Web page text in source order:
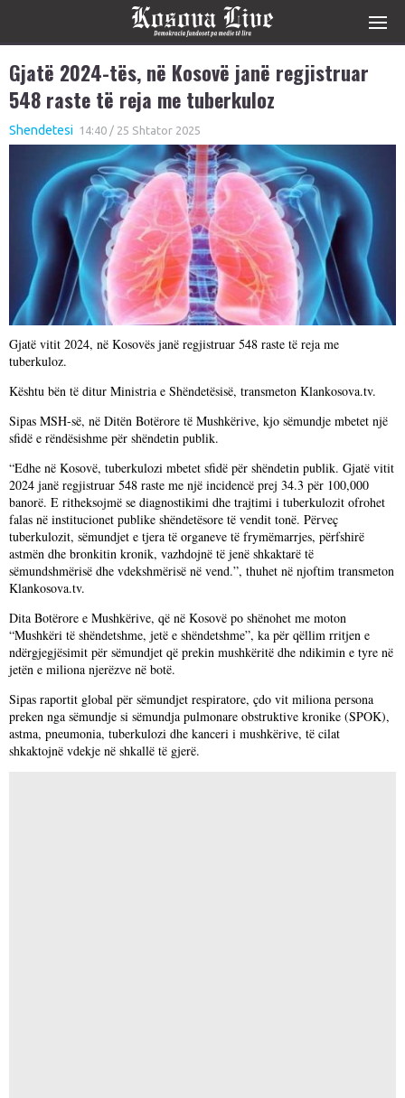
Gjatë 2024-tës, në Kosovë janë regjistruar
548 raste të reja me tuberkuloz
Shendetesi 14:40 / 25 Shtator 2025
Gjatë vitit 2024, në Kosovës janë regjistruar 548 raste të reja me
tuberkuloz.
Kështu bën të ditur Ministria e Shëndetësisë, transmeton Klankosova.tv.
Sipas MSH-së, në Ditën Botërore të Mushkërive, kjo sëmundje mbetet një
sfidë e rëndësishme për shëndetin publik.
“Edhe në Kosovë, tuberkulozi mbetet sfidë për shëndetin publik. Gjatë vitit
2024 janë regjistruar 548 raste me një incidencë prej 34.3 për 100,000
banorë. E ritheksojmë se diagnostikimi dhe trajtimi i tuberkulozit ofrohet
falas në institucionet publike shëndetësore të vendit tonë. Përveç
tuberkulozit, sëmundjet e tjera të organeve të frymëmarrjes, përfshirë
astmën dhe bronkitin kronik, vazhdojnë të jenë shkaktarë të
sëmundshmërisë dhe vdekshmërisë në vend.”, thuhet në njoftim transmeton
Klankosova.tv.
Dita Botërore e Mushkërive, që në Kosovë po shënohet me moton
“Mushkëri të shëndetshme, jetë e shëndetshme”, ka për qëllim rritjen e
ndërgjegjësimit për sëmundjet që prekin mushkëritë dhe ndikimin e tyre në
jetën e miliona njerëzve në botë.
Sipas raportit global për sëmundjet respiratore, çdo vit miliona persona
preken nga sëmundje si sëmundja pulmonare obstruktive kronike (SPOK),
astma, pneumonia, tuberkulozi dhe kanceri i mushkërive, të cilat
shkaktojnë vdekje në shkallë të gjerë.